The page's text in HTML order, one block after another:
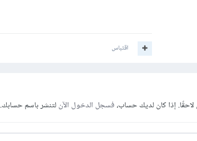
اقتباس
إذا كان لديك حساب،فسجل الدخول الآنلتنشر باسم حسابك.